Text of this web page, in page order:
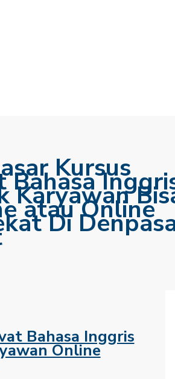
Kursus
Bahasa
Karyawan
atau Online
Di
Bahasa Inggris
Online